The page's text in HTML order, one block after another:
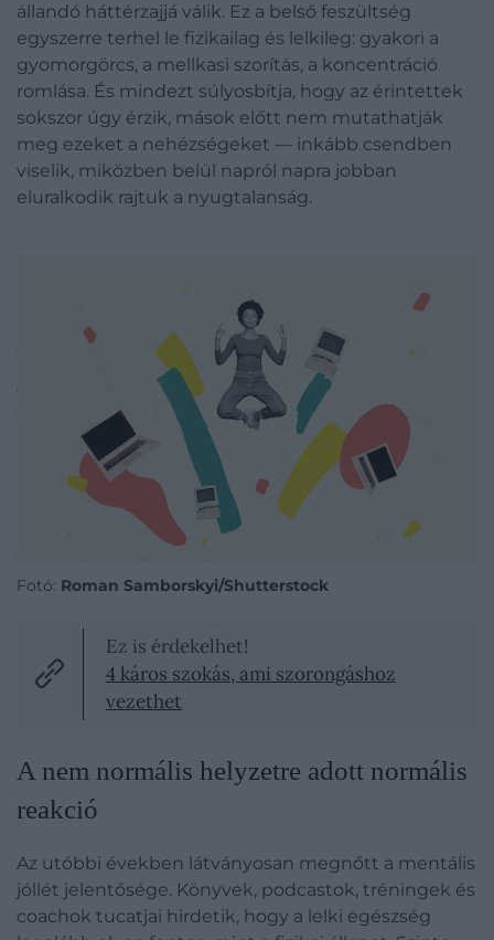
állandó háttérzajjá válik. Ez a belső feszültség
egyszerre terhel le fizikailag és lelkileg: gyakori a
gyomorgörcs, a mellkasi szorítás, a koncentráció
romlása. És mindezt súlyosbítja, hogy az érintettek
sokszor úgy érzik, mások előtt nem mutathatják
meg ezeket a nehézségeket — inkább csendben
viselik, miközben belül napról napra jobban
eluralkodik rajtuk a nyugtalanság.
Fotó: Roman Samborskyi/Shutterstock
Ez is érdekelhet!
4 káros szokás, ami szorongáshoz
vezethet
A nem normális helyzetre adott normális
reakció
Az utóbbi években látványosan megnőtt a mentális
jóllét jelentősége. Könyvek, podcastok, tréningek és
coachok tucatjai hirdetik, hogy a lelki egészség